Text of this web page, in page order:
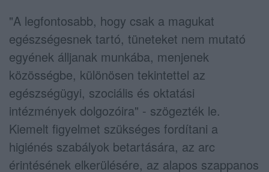
"A legfontosabb, hogy csak a magukat
egészségesnek tartó, tüneteket nem mutató
egyének álljanak munkába, menjenek
közösségbe, különösen tekintettel az
egészségügyi, szociális és oktatási
intézmények dolgozóira" - szögezték le.
Kiemelt figyelmet szükséges fordítani a
higiénés szabályok betartására, az arc
érintésének elkerülésére, az alapos szappanos